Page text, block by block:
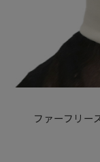
ファーフリー